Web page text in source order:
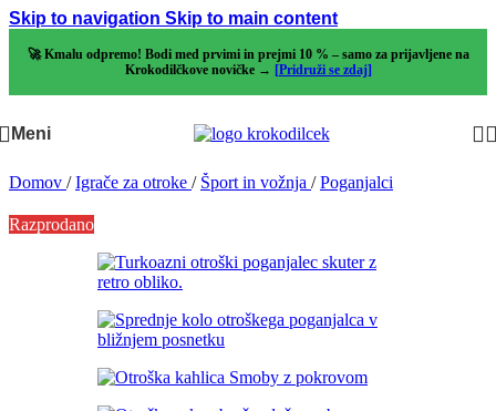
Skip to navigation Skip to main content
🚀 Kmalu odpremo! Bodi med prvimi in prejmi 10 % – samo za prijavljene na
Krokodilčkove novičke → [Pridruži se zdaj]
Meni
Domov / Igrače za otroke / Šport in vožnja / Poganjalci
Razprodano